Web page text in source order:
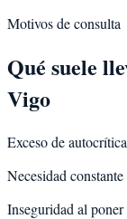
Motivos de consulta
Qué suele
Vigo
Exceso de
Necesidad
Inseguridad al